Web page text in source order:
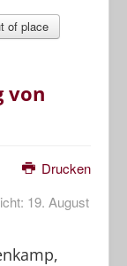
of place
von
Drucken
19. August